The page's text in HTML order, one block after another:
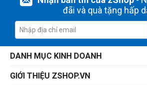
đãi và quà tặng hấp
DANH MỤC KINH DOANH
GIỚI THIỆU ZSHOP.VN